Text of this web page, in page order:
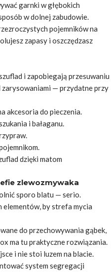
garnki w głębokich
w dolnej zabudowie.
pojemników na
zapasy i oszczędzasz
i zapobiegają przesuwaniu
— przydatne przy
akcesoria do pieczenia.
i bałaganu.
dzięki matom
zlewozmywaka
sporo blatu — serio.
elementów, by strefa mycia
do przechowywania gąbek,
ma tu praktyczne rozwiązania.
i nie stoi luzem na blacie.
system segregacji